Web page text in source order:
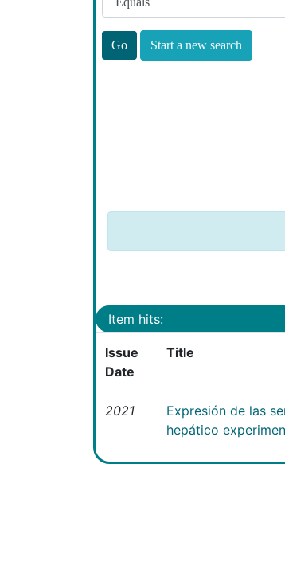
Start a new search
Item hits:
Issue
Date
Title
2021
Expresión de las
hepático